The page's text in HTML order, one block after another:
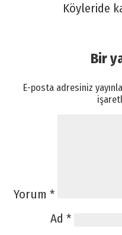
Köyleride
Bir
E-posta adresiniz
Yorum *
Ad *